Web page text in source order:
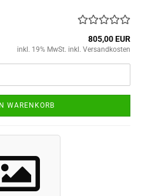
805,00 EUR
inkl. 19% MwSt. inkl. Versandkosten
WARENKORB